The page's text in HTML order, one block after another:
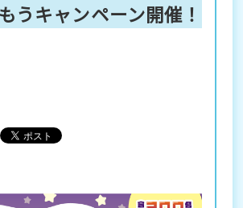
うキャンペーン開催！